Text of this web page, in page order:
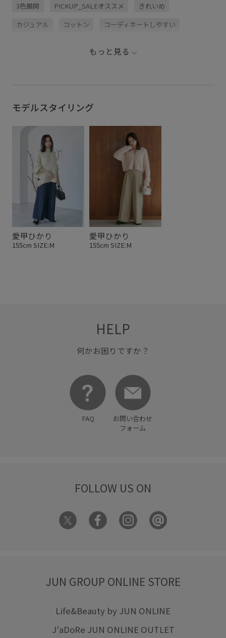
3色展開 PICKUP_SALEオススメ きれいめ
カジュアル コットン コーディネートしやすい
ワイドシルエット 光沢感
もっと見る
モデルスタイリング
愛甲ひかり
155cm SIZE:M
愛甲ひかり
155cm SIZE:M
HELP
何かお困りですか？
FAQ
お問い合わせ
フォーム
FOLLOW US ON
JUN GROUP ONLINE STORE
Life&Beauty by JUN ONLINE
J'aDoRe JUN ONLINE OUTLET